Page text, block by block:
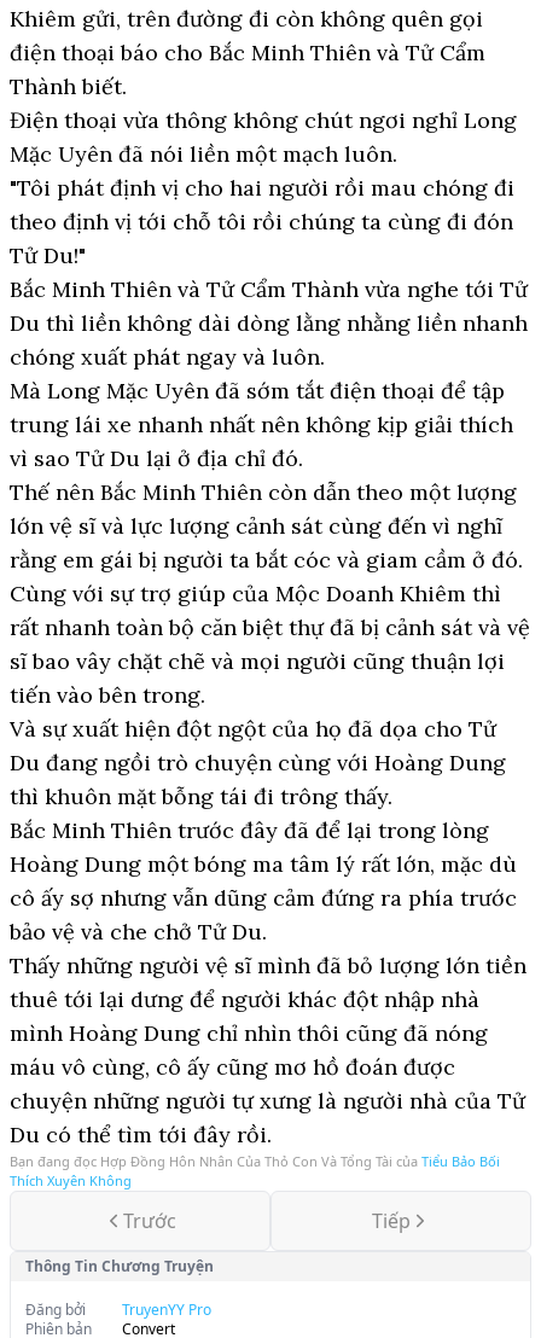
Khiêm gửi, trên đường đi còn không quên gọi
điện thoại báo cho Bắc Minh Thiên và Tử Cẩm
Thành biết.
Điện thoại vừa thông không chút ngơi nghỉ Long
Mặc Uyên đã nói liền một mạch luôn.
"Tôi phát định vị cho hai người rồi mau chóng đi
theo định vị tới chỗ tôi rồi chúng ta cùng đi đón
Tử Du!"
Bắc Minh Thiên và Tử Cẩm Thành vừa nghe tới Tử
Du thì liền không dài dòng lằng nhằng liền nhanh
chóng xuất phát ngay và luôn.
Mà Long Mặc Uyên đã sớm tắt điện thoại để tập
trung lái xe nhanh nhất nên không kịp giải thích
vì sao Tử Du lại ở địa chỉ đó.
Thế nên Bắc Minh Thiên còn dẫn theo một lượng
lớn vệ sĩ và lực lượng cảnh sát cùng đến vì nghĩ
rằng em gái bị người ta bắt cóc và giam cầm ở đó.
Cùng với sự trợ giúp của Mộc Doanh Khiêm thì
rất nhanh toàn bộ căn biệt thự đã bị cảnh sát và vệ
sĩ bao vây chặt chẽ và mọi người cũng thuận lợi
tiến vào bên trong.
Và sự xuất hiện đột ngột của họ đã dọa cho Tử
Du đang ngồi trò chuyện cùng với Hoàng Dung
thì khuôn mặt bỗng tái đi trông thấy.
Bắc Minh Thiên trước đây đã để lại trong lòng
Hoàng Dung một bóng ma tâm lý rất lớn, mặc dù
cô ấy sợ nhưng vẫn dũng cảm đứng ra phía trước
bảo vệ và che chở Tử Du.
Thấy những người vệ sĩ mình đã bỏ lượng lớn tiền
thuê tới lại dưng để người khác đột nhập nhà
mình Hoàng Dung chỉ nhìn thôi cũng đã nóng
máu vô cùng, cô ấy cũng mơ hồ đoán được
chuyện những người tự xưng là người nhà của Tử
Du có thể tìm tới đây rồi.
Bạn đang đọc Hợp Đồng Hôn Nhân Của Thỏ Con Và Tổng Tài của Tiểu Bảo Bối
Thích Xuyên Không
Trước Tiếp
Thông Tin Chương Truyện
Đăng bởi
TruyenYY Pro
Phiên bản
Convert